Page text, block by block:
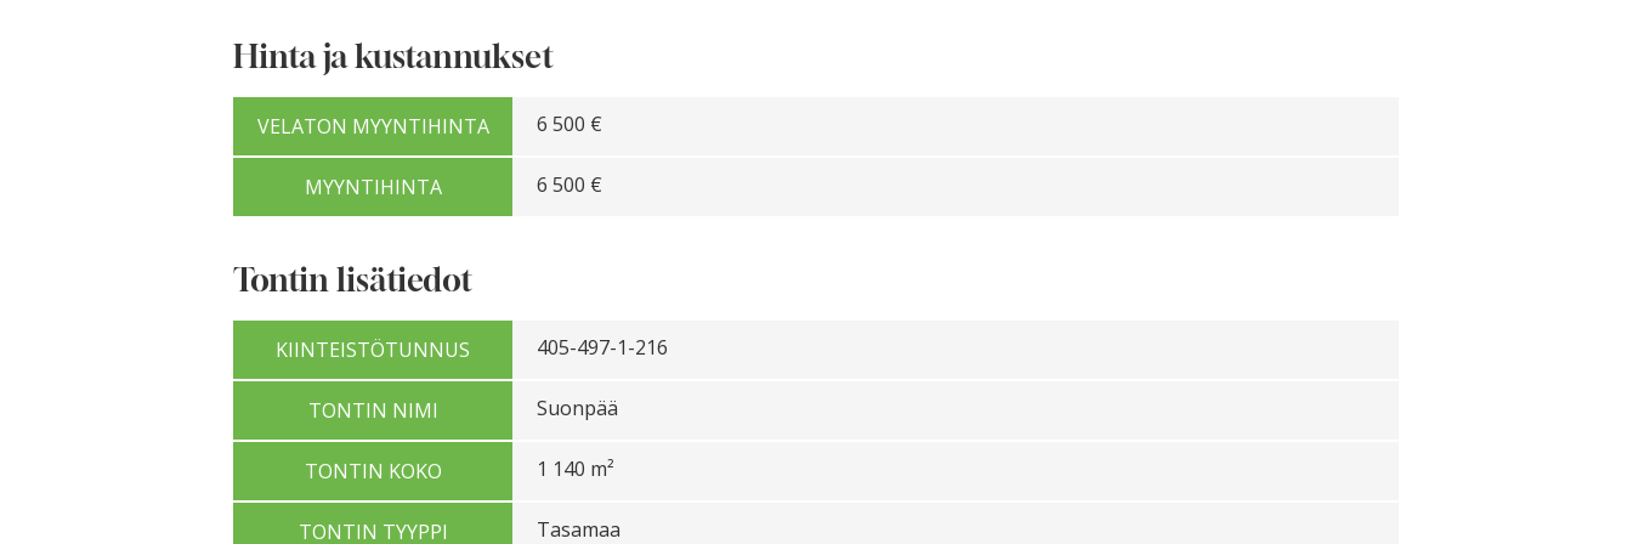
Hinta ja kustannukset
VELATON MYYNTIHINTA 6 500 €
MYYNTIHINTA 6 500 €
Tontin lisätiedot
KIINTEISTÖTUNNUS 405-497-1-216
TONTIN NIMI Suonpää
TONTIN KOKO 1 140 m²
TONTIN TYYPPI Tasamaa